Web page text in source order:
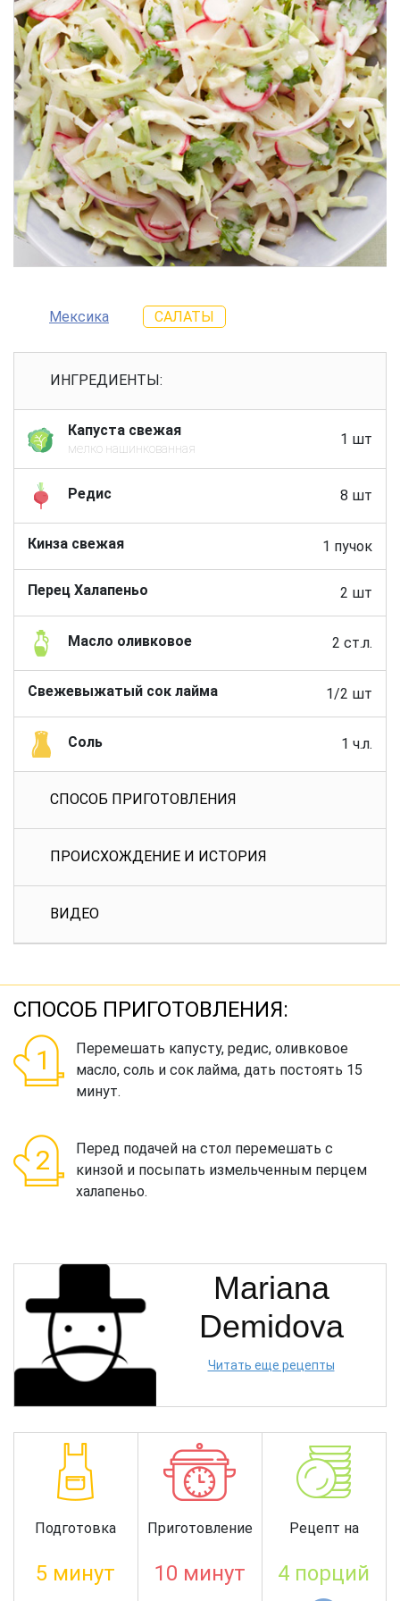
Мексика САЛАТЫ
ИНГРЕДИЕНТЫ:
Капуста свежая
мелко нашинкованная
1 шт
Редис 8 шт
Кинза свежая 1 пучок
Перец Халапеньо 2 шт
Масло оливковое 2 ст.л.
Свежевыжатый сок лайма 1/2 шт
Соль 1 ч.л.
СПОСОБ ПРИГОТОВЛЕНИЯ
ПРОИСХОЖДЕНИЕ И ИСТОРИЯ
ВИДЕО
СПОСОБ ПРИГОТОВЛЕНИЯ:
Перемешать капусту, редис, оливковое
масло, соль и сок лайма, дать постоять 15
минут.
Перед подачей на стол перемешать с
кинзой и посыпать измельченным перцем
халапеньо.
Mariana
Demidova
Читать еще рецепты
Подготовка
5 минут
Приготовление
10 минут
Рецепт на
4 порций